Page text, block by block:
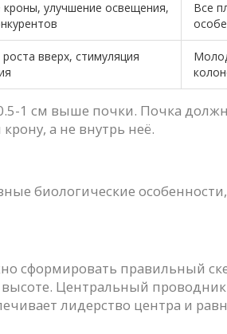
кроны, улучшение освещения,
Все
вверх, стимуляция
1 см выше почки. Почка
а не внутрь неё.
биологические
сформировать правильный
Центральный
лидерство центра и